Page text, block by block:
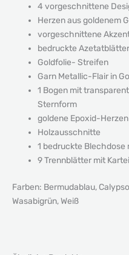
4 vorgeschnittene
Herzen aus goldenem
vorgeschnittene
bedruckte Azetatblätter
Goldfolie- Streifen
Garn Metallic-Flair in
1 Bogen mit
Sternform
goldene Epoxid-Herzen
Holzausschnitte
1 bedruckte Blechdose
9 Trennblätter mit
Farben: Bermudablau,
Wasabigrün, Weiß